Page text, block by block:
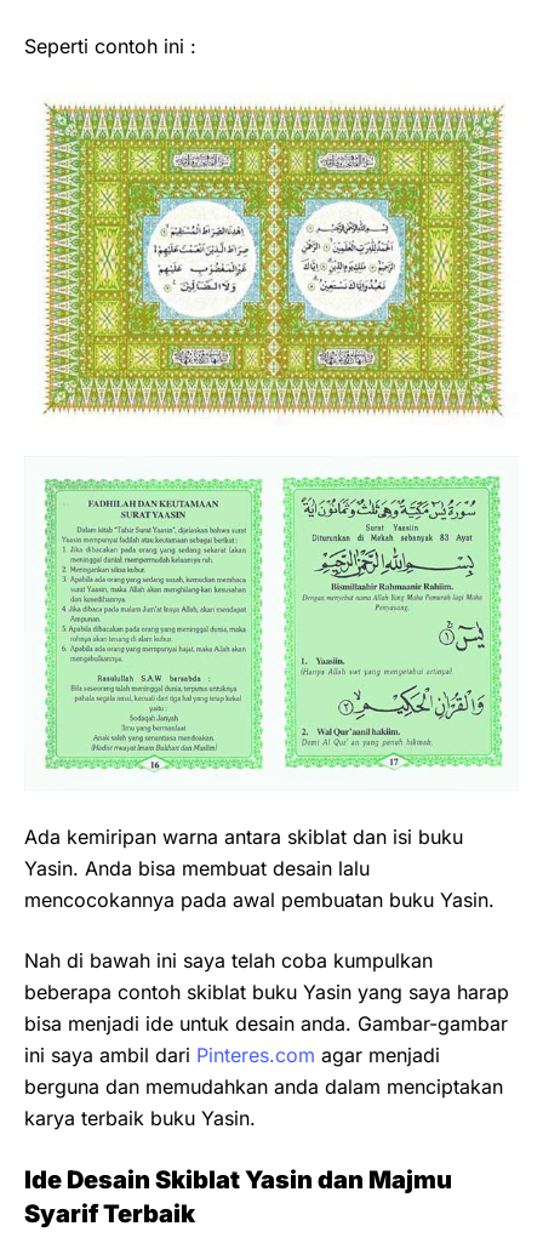
Seperti contoh ini :
Ada kemiripan warna antara skiblat dan isi buku
Yasin. Anda bisa membuat desain lalu
mencocokannya pada awal pembuatan buku Yasin.
Nah di bawah ini saya telah coba kumpulkan
beberapa contoh skiblat buku Yasin yang saya harap
bisa menjadi ide untuk desain anda. Gambar-gambar
ini saya ambil dari Pinteres.com agar menjadi
berguna dan memudahkan anda dalam menciptakan
karya terbaik buku Yasin.
Ide Desain Skiblat Yasin dan Majmu
Syarif Terbaik